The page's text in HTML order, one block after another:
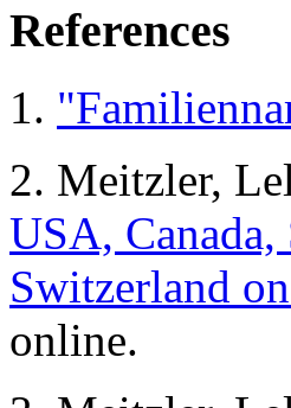
References
1.
2. Meitzler,
USA,
Switzerland
online.